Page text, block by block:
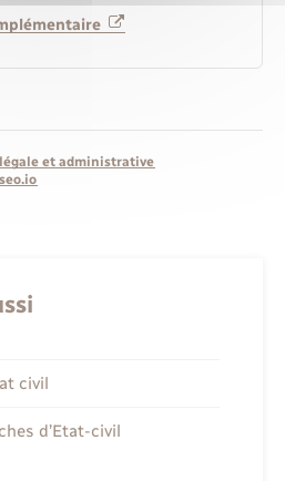
et administrative
civil
d’Etat-civil